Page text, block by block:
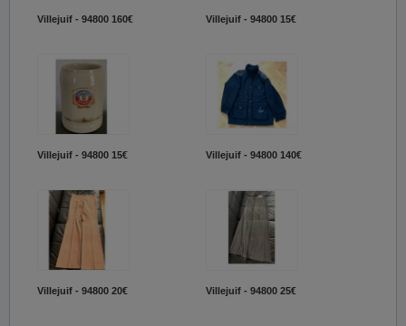
Villejuif - 94800 160€ Villejuif - 94800 15€
Villejuif - 94800 15€ Villejuif - 94800 140€
Villejuif - 94800 20€ Villejuif - 94800 25€